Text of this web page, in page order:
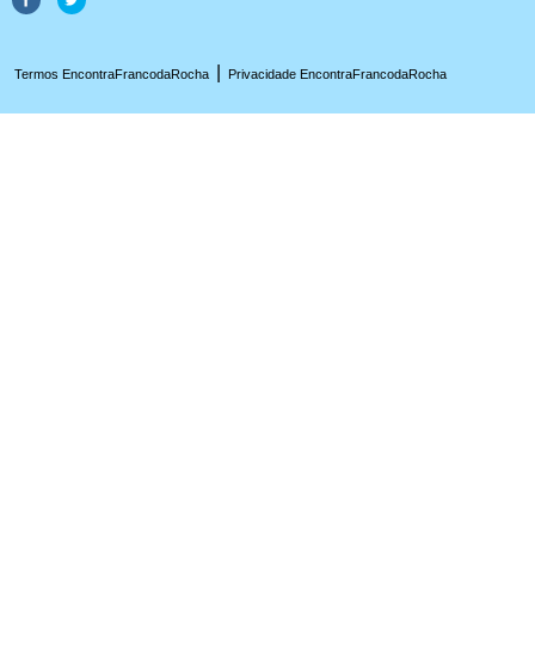
Termos EncontraFrancodaRocha Privacidade EncontraFrancodaRocha